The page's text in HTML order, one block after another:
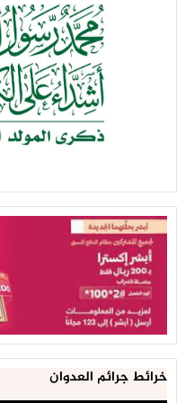
كيف هو الوضع الآن في
– ميناء الحديدة ومطار
بعض السفن إلى ميناء
الرحلات من مطار صنعاء
بُنيت عليها الهدنة وخفض
لماذا لم تجد معضلة تعز
– استهداف تعز وسكانها
منذ المراحل الأولى
يعكسان إرادة وأجندات
من موقع جغرافي مهم مطلّ
السكانية. لذا، عملت دول
خرائط جرائم العدوان